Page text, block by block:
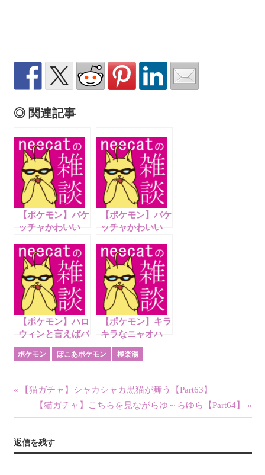
◎ 関連記事
【ポケモン】バケ
ッチャかわいい
4】
【ポケモン】バケ
ッチャかわいい
ョン】
【ポケモン】ハロ
ウィンと言えばバ
ケッチャだよね
【ポケモン】キラ
キラなニャオハ
【CRYSTALCOT】
ポケモン ぽこあポケモン 極楽湯
投
稿
ナ
前
記
【猫ガチャ】シャカシャカ黒猫が舞う【Part63】
次
の
事:
【猫ガチャ】こちらを見ながらゆ～らゆら【Part64】
返信を残す